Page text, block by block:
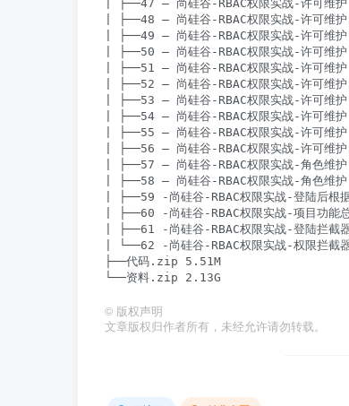
| ├──47 – 尚硅谷-RBAC权限实战-许可
| ├──48 – 尚硅谷-RBAC权限实战-许可
| ├──49 – 尚硅谷-RBAC权限实战-许可维
| ├──50 – 尚硅谷-RBAC权限实战-许可
| ├──51 – 尚硅谷-RBAC权限实战-许可维
| ├──52 – 尚硅谷-RBAC权限实战-许可
| ├──53 – 尚硅谷-RBAC权限实战-许可
| ├──54 – 尚硅谷-RBAC权限实战-许可
| ├──55 – 尚硅谷-RBAC权限实战-许可
| ├──56 – 尚硅谷-RBAC权限实战-许可
| ├──57 – 尚硅谷-RBAC权限实战-角色
| ├──58 – 尚硅谷-RBAC权限实战-角色维
| ├──59 -尚硅谷-RBAC权限实战-登陆后
| ├──60 -尚硅谷-RBAC权限实战-项目功
| ├──61 -尚硅谷-RBAC权限实战-登陆拦
| └──62 -尚硅谷-RBAC权限实战-权限拦
├──代码.zip 5.51M
© 版权声明
文章版权归作者所有，未经允许请勿转载。